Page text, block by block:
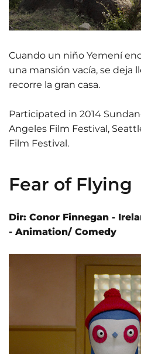
Cuando un niño Yemení
una mansión vacía, se deja
recorre la gran casa.
Participated in 2014
Angeles Film Festival,
Film Festival.
Fear of Flying
Dir: Conor Finnegan -
- Animation/ Comedy